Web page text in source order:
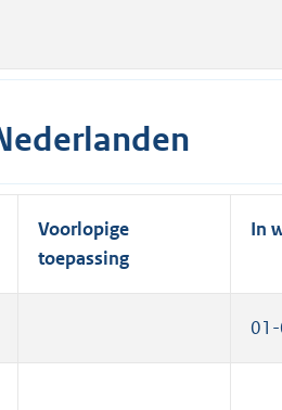
Voorlopige
toepassing
In